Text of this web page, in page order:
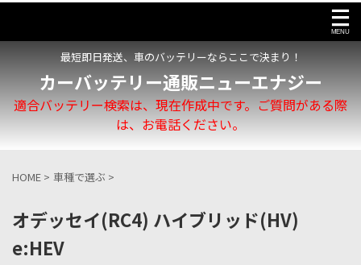
最短即日発送、車のバッテリーならここで決まり！
カーバッテリー通販ニューエナジー
適合バッテリー検索は、現在作成中です。ご質問がある際
は、お電話ください。
HOME > 車種で選ぶ >
オデッセイ(RC4) ハイブリッド(HV)
e:HEV